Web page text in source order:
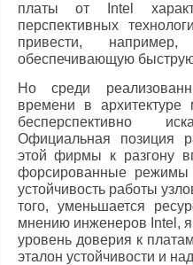
платы от Intel
перспективных
привести,
обеспечивающую быструю
Но среди
времени в
бесперспективно
Официальная позиция
этой фирмы к разгону
форсированные режимы
устойчивость работы
того, уменьшается
мнению инженеров Intel,
уровень доверия к
эталон устойчивости и